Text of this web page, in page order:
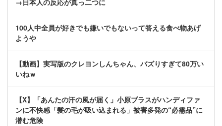
→日本人の反応が真っ二つに
100人中全員が好きでも嫌いでもないって答える食べ物あげ
ようや
【動画】実写版のクレヨンしんちゃん、バズりすぎて80万い
いねｗ
【X】「あんたの汗の風が届く」小原ブラスがハンディファ
ンに不快感「髪の毛が吸い込まれる」被害多発の“必需品”に
潜む危険